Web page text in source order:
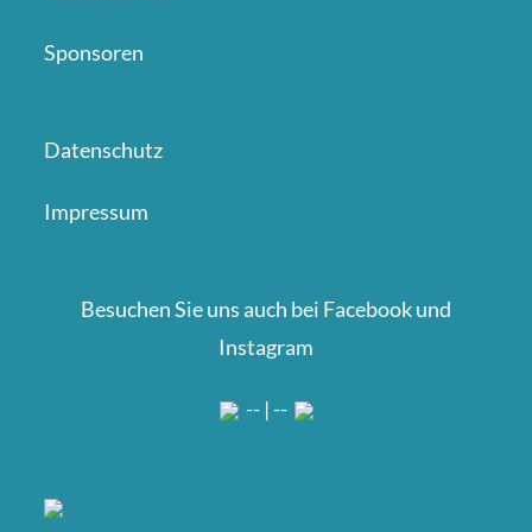
Sponsoren
Datenschutz
Impressum
Besuchen Sie uns auch bei Facebook und
Instagram
-- | --